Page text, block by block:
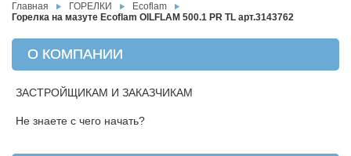
Главная ГОРЕЛКИ
Ecoflam
Горелка на мазуте Ecoflam OILFLAM 500.1 PR TL арт.3143762
О КОМПАНИИ
ЗАСТРОЙЩИКАМ И ЗАКАЗЧИКАМ
Не знаете с чего начать?